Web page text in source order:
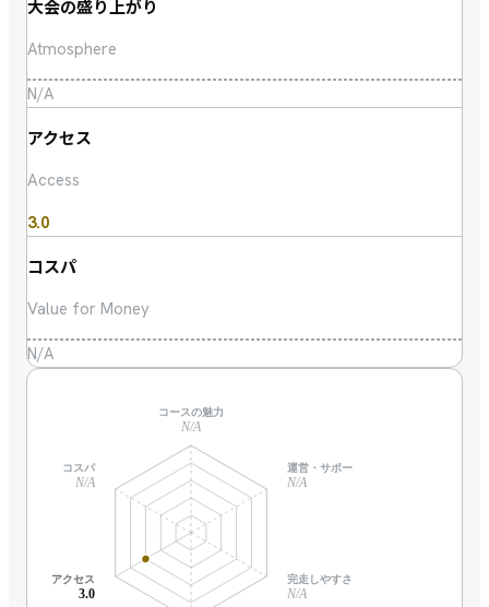
大会の盛り上がり
Atmosphere
N/A
アクセス
Access
3.0
コスパ
Value for Money
N/A
コースの魅力
N/A
運営・サポート
N/A
完走しやすさ
N/A
アクセス
3.0
コスパ
N/A